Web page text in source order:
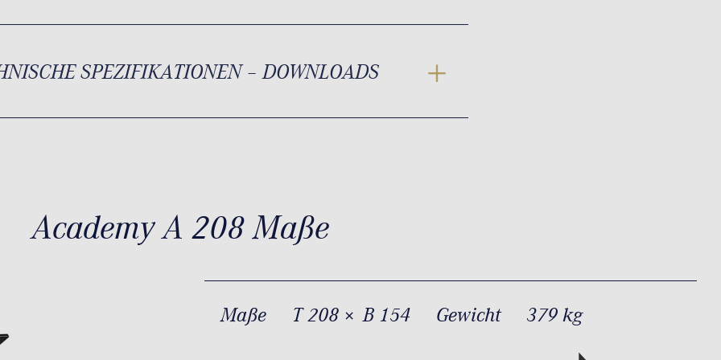
SPEZIFIKATIONEN – DOWNLOADS
Academy A 208 Maße
Maße T 208 × B 154 Gewicht 379 kg